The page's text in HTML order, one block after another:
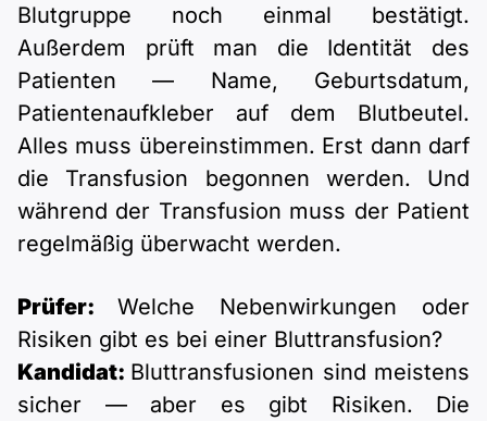
Blutgruppe noch einmal bestätigt.
Außerdem prüft man die Identität des
Patienten — Name, Geburtsdatum,
Patientenaufkleber auf dem Blutbeutel.
Alles muss übereinstimmen. Erst dann darf
die Transfusion begonnen werden. Und
während der Transfusion muss der Patient
regelmäßig überwacht werden.
Prüfer: Welche Nebenwirkungen oder
Risiken gibt es bei einer Bluttransfusion?
Kandidat: Bluttransfusionen sind meistens
sicher — aber es gibt Risiken. Die